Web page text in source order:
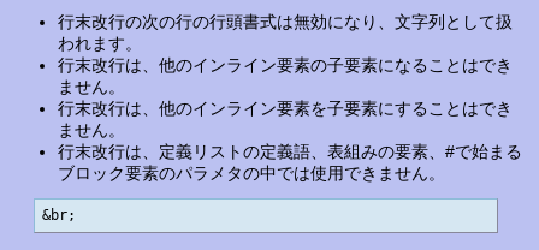
行末改行の次の行の行頭書式は無効になり、文字列として扱
われます。
行末改行は、他のインライン要素の子要素になることはでき
ません。
行末改行は、他のインライン要素を子要素にすることはでき
ません。
行末改行は、定義リストの定義語、表組みの要素、#で始まる
ブロック要素のパラメタの中では使用できません。
&br;